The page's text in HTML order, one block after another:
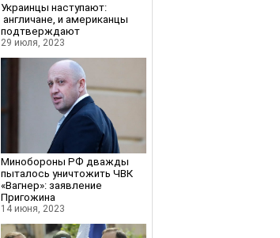
Украинцы наступают:
англичане, и американцы
подтверждают
29 июля, 2023
Минобороны РФ дважды
пыталось уничтожить ЧВК
«Вагнер»: заявление
Пригожина
14 июня, 2023